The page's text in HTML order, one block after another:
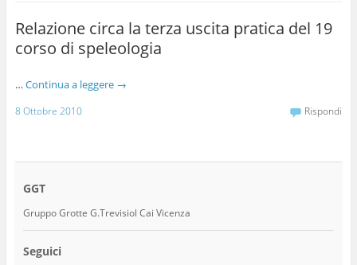
Relazione circa la terza uscita pratica del 19
corso di speleologia
… Continua a leggere →
8 Ottobre 2010 Rispondi
GGT
Gruppo Grotte G.Trevisiol Cai Vicenza
Seguici